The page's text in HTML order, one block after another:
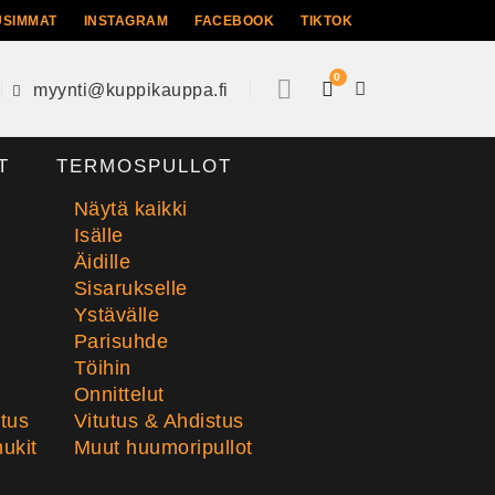
INSTAGRAM FACEBOOK TIKTOK
myynti@kuppikauppa.fi
0
TERMOSPULLOT
Näytä kaikki
Isälle
Äidille
Sisarukselle
Ystävälle
Parisuhde
Töihin
Onnittelut
Vitutus & Ahdistus
Muut huumoripullot